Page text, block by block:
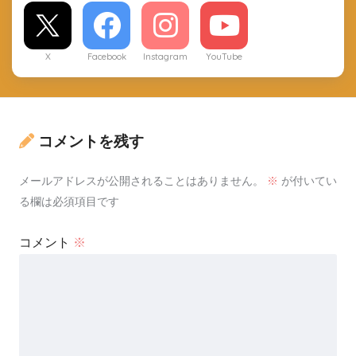
X Facebook Instagram YouTube
コメントを残す
メールアドレスが公開されることはありません。 ※ が付いてい
る欄は必須項目です
コメント ※